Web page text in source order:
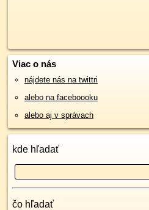
Viac o nás
nájdete nás na twittri
alebo na faceboooku
alebo aj v správach
kde hľadať
čo hľadať